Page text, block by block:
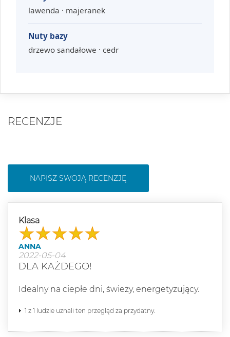
lawenda · majeranek
Nuty bazy
drzewo sandałowe · cedr
RECENZJE
NAPISZ SWOJĄ RECENZJĘ
Klasa
ANNA
2022-05-04
DLA KAŻDEGO!
Idealny na ciepłe dni, świeży, energetyzujący.
1 z 1 ludzie uznali ten przegląd za przydatny.